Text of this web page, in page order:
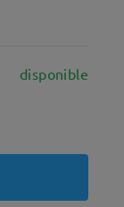
disponible